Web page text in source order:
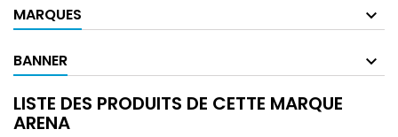
MARQUES
BANNER
LISTE DES PRODUITS DE CETTE MARQUE
ARENA